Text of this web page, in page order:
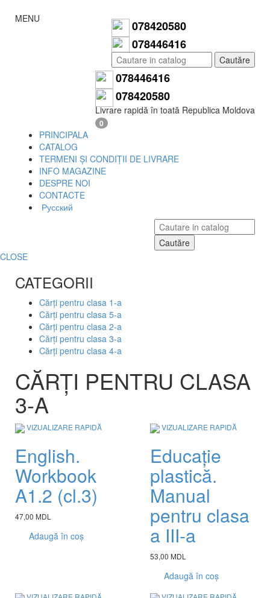
MENU
078420580
078446416
Cautăre
078446416
078420580
Livrare rapidă în toată Republica Moldova
0
PRINCIPALA
CATALOG
TERMENI ȘI CONDIȚII DE LIVRARE
INFO MAGAZINE
DESPRE NOI
CONTACTE
Русский
Cautăre
CLOSE
CATEGORII
Cărți pentru clasa 1-a
Cărți pentru clasa 5-a
Cărți pentru clasa 2-a
Cărți pentru clasa 3-a
Cărți pentru clasa 4-a
CĂRȚI PENTRU CLASA
3-A
VIZUALIZARE RAPIDĂ
English.
Workbook
A1.2 (cl.3)
47,00 MDL
Adaugă în coș
VIZUALIZARE RAPIDĂ
Educație
plastică.
Manual
pentru clasa
a III-a
53,00 MDL
Adaugă în coș